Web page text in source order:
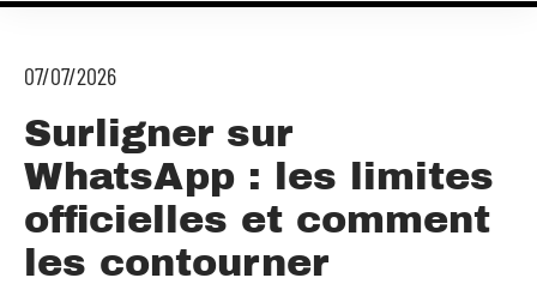
07/07/2026
Surligner sur
WhatsApp : les limites
officielles et comment
les contourner